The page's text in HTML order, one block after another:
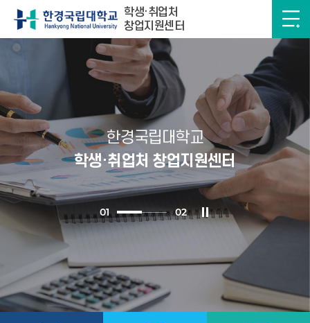
학생·취업처
창업지원센터
한경국립대학교
학생·취업처 창업지원센터
01 02